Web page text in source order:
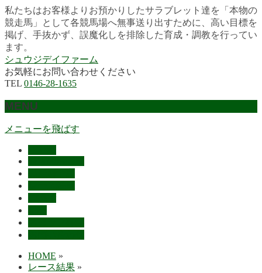
私たちはお客様よりお預かりしたサラブレット達を「本物の
競走馬」として各競馬場へ無事送り出すために、高い目標を
掲げ、手抜かず、誤魔化しを排除した育成・調教を行ってい
ます。
シュウジデイファーム
お気軽にお問い合わせください
TEL 0146-28-1635
MENU
メニューを飛ばす
HOME »
レース結果 »